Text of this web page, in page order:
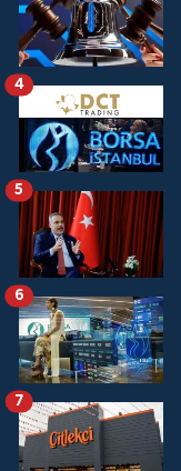
4
5
6
7